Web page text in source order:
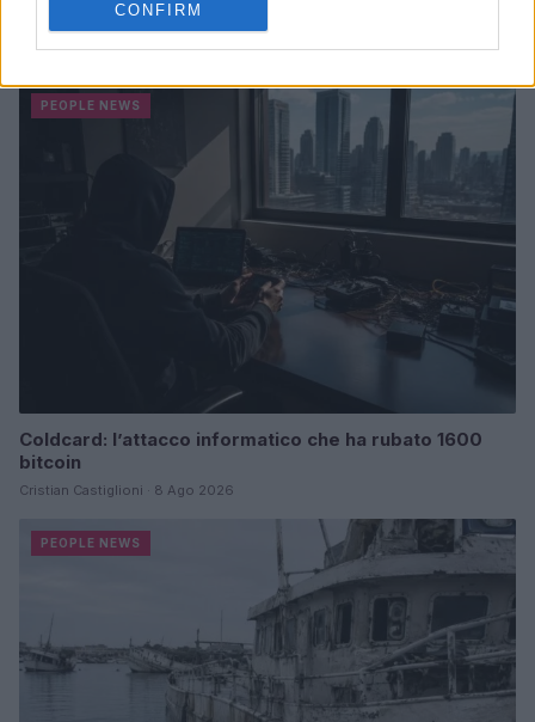
CONFIRM
Tai chi a impatto dolce per rafforzare core e postura
Matteo Pellegrino · 8 Ago 2026
PEOPLE NEWS
Coldcard: l’attacco informatico che ha rubato 1600
bitcoin
Cristian Castiglioni · 8 Ago 2026
PEOPLE NEWS